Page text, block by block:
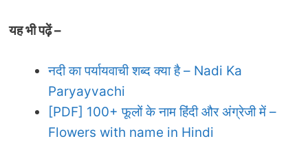
यह भी पढ़ें –
नदी का पर्यायवाची शब्द क्या है – Nadi Ka
Paryayvachi
[PDF] 100+ फूलों के नाम हिंदी और अंग्रेजी में –
Flowers with name in Hindi